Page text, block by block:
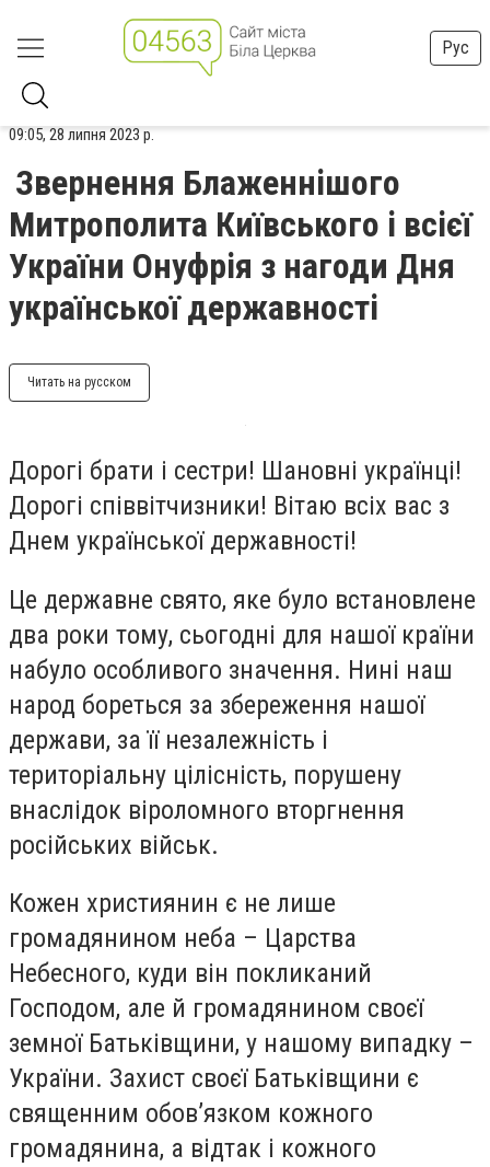
Рус
09:05, 28 липня 2023 р.
Звернення Блаженнішого
Митрополита Київського і всієї
України Онуфрія з нагоди Дня
української державності
Читать на русском
Дорогі брати і сестри! Шановні українці!
Дорогі співвітчизники! Вітаю всіх вас з
Днем української державності!
Це державне свято, яке було встановлене
два роки тому, сьогодні для нашої країни
набуло особливого значення. Нині наш
народ бореться за збереження нашої
держави, за її незалежність і
територіальну цілісність, порушену
внаслідок віроломного вторгнення
російських військ.
Кожен християнин є не лише
громадянином неба – Царства
Небесного, куди він покликаний
Господом, але й громадянином своєї
земної Батьківщини, у нашому випадку –
України. Захист своєї Батьківщини є
священним обов’язком кожного
громадянина, а відтак і кожного